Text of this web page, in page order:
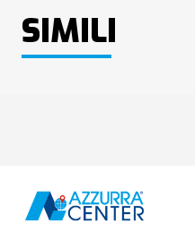
SIMILI